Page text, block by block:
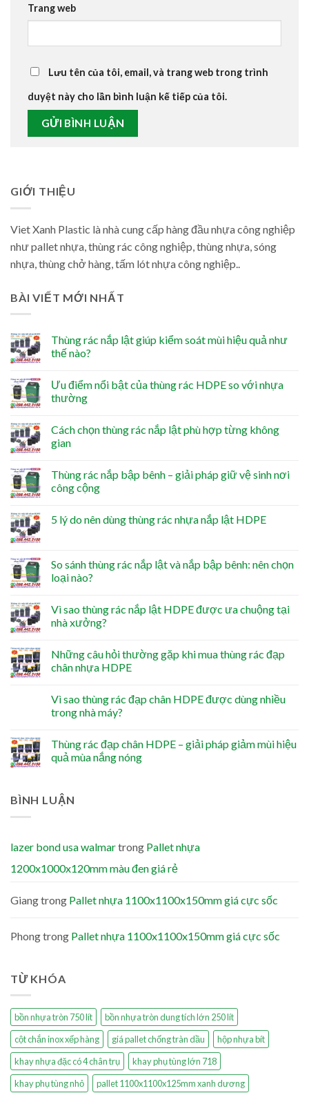
Trang web
Lưu tên của tôi, email, và trang web trong trình
duyệt này cho lần bình luận kế tiếp của tôi.
GIỚI THIỆU
Viet Xanh Plastic là nhà cung cấp hàng đầu nhựa công nghiệp
như pallet nhựa, thùng rác công nghiệp, thùng nhựa, sóng
nhựa, thùng chở hàng, tấm lót nhựa công nghiệp..
BÀI VIẾT MỚI NHẤT
Thùng rác nắp lật giúp kiểm soát mùi hiệu quả như
thế nào?
Ưu điểm nổi bật của thùng rác HDPE so với nhựa
thường
Cách chọn thùng rác nắp lật phù hợp từng không
gian
Thùng rác nắp bập bênh – giải pháp giữ vệ sinh nơi
công cộng
5 lý do nên dùng thùng rác nhựa nắp lật HDPE
So sánh thùng rác nắp lật và nắp bập bênh: nên chọn
loại nào?
Vì sao thùng rác nắp lật HDPE được ưa chuộng tại
nhà xưởng?
Những câu hỏi thường gặp khi mua thùng rác đạp
chân nhựa HDPE
Vì sao thùng rác đạp chân HDPE được dùng nhiều
trong nhà máy?
Thùng rác đạp chân HDPE – giải pháp giảm mùi hiệu
quả mùa nắng nóng
BÌNH LUẬN
lazer bond usa walmartrong Pallet nhựa
1200x1000x120mm màu đen giá rẻ
Giangtrong Pallet nhựa 1100x1100x150mm giá cực sốc
Phongtrong Pallet nhựa 1100x1100x150mm giá cực sốc
TỪ KHÓA
bồn nhựa tròn 750 lít
bồn nhựa tròn dung tích lớn 250 lít
cột chắn inox xếp hàng
giá pallet chống tràn dầu
hộp nhựa bít
khay nhựa đặc có 4 chân trụ
khay phụ tùng lớn 718
khay phụ tùng nhỏ
pallet 1100x1100x125mm xanh dương